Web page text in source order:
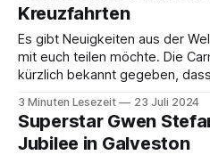
Kreuzfahrten
Es gibt Neuigkeiten aus der
mit euch teilen möchte. Die
kürzlich bekannt gegeben,
& plc ist das
Kreuzfahrtmarken, darunter
3 Minuten Lesezeit 23 Juli 2024
Superstar Gwen
Jubilee in Galveston